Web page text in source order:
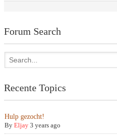
Forum Search
Recente Topics
Hulp gezocht!
By Eljay 3 years ago